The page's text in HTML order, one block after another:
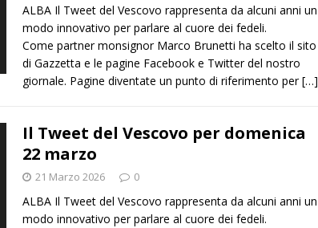
ALBA Il Tweet del Vescovo rappresenta da alcuni anni un
modo innovativo per parlare al cuore dei fedeli.
Come partner monsignor Marco Brunetti ha scelto il sito
di Gazzetta e le pagine Facebook e Twitter del nostro
giornale. Pagine diventate un punto di riferimento per[…]
Il Tweet del Vescovo per domenica
22 marzo
21 Marzo 2026 0
ALBA Il Tweet del Vescovo rappresenta da alcuni anni un
modo innovativo per parlare al cuore dei fedeli.